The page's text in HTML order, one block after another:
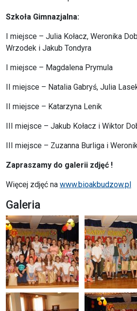
Szkoła Gimnazjalna:
I miejsce – Julia Kołacz, Weronika
Wrzodek i Jakub Tondyra
I miejsce – Magdalena Prymula
II miejsce – Natalia Gabryś, Julia
II miejsce – Katarzyna Lenik
III miejsce – Jakub Kołacz i Wiktor
III miejsce – Zuzanna Burliga i
Zapraszamy do galerii zdjęć !
Więcej zdjęć na www.bioakbudzow.pl
Galeria